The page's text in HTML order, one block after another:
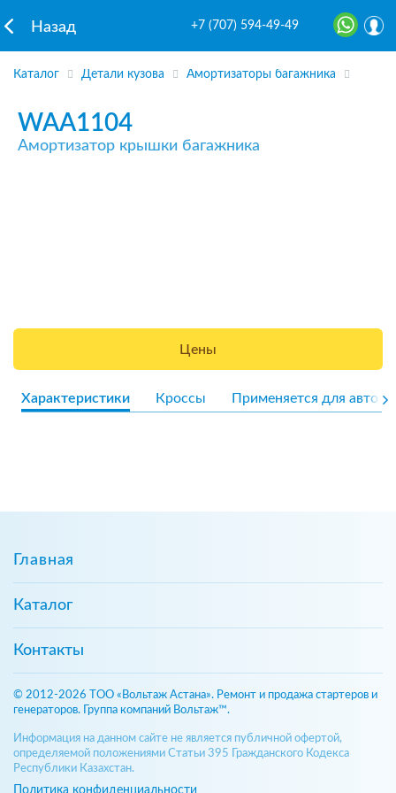
Назад +7 (707) 594-49-49
Каталог Детали кузова Амортизаторы багажника
WAA1104
Амортизатор крышки багажника
Цены
Характеристики Кроссы Применяется для авто
Главная
Каталог
Контакты
© 2012-2026 ТОО «Вольтаж Астана». Ремонт и продажа стартеров и
генераторов. Группа компаний Вольтаж™.
Информация на данном сайте не является публичной офертой,
определяемой положениями Статьи 395 Гражданского Кодекса
Республики Казахстан.
Политика конфиденциальности